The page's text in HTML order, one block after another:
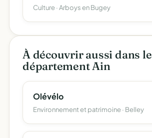
Culture · Arboys en Bugey
À découvrir aussi dans le
département Ain
Olévélo
Environnement et patrimoine · Belley